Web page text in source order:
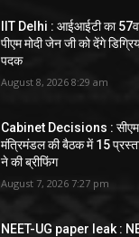
IIT Delhi : आईआईटी का
पीएम मोदी जेन जी को देंगे
पदक
August 8, 2026 8:29 am
Cabinet Decisions : सीएम
मंत्रिमंडल की बैठक में 15
ने की ब्रीफिंग
August 7, 2026 7:27 pm
NEET-UG paper leak :